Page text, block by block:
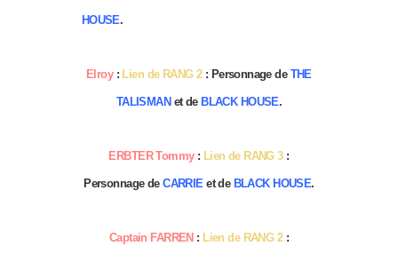
HOUSE.
Elroy : Lien de RANG 2: Personnage de THE
TALISMAN et de BLACK HOUSE.
ERBTER Tommy : Lien de RANG 3:
Personnage deCARRIEet de BLACK HOUSE.
Captain FARREN : Lien de RANG 2: